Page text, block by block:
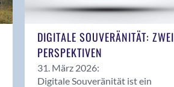
DIGITALE SOUVERÄNITÄT: ZWEI
PERSPEKTIVEN
31. März 2026:
Digitale Souveränität ist ein